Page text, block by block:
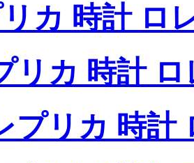
カ 時計 ロ
リカ 時計
プリカ 時計